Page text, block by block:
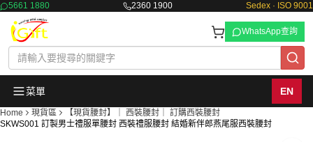
5661 1880 2360 1900 Sedex · ISO 9001
WhatsApp查詢
菜單 EN
Home 現貨區
【現貨腰封】｜ 西裝腰封｜ 訂購西裝腰封
SKWS001 訂製男士禮服單腰封 西裝禮服腰封 結婚新伴郎燕尾服西裝腰封